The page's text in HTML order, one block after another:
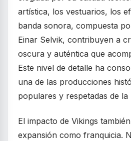
artística, los vestuarios, los
banda sonora, compuesta
Einar Selvik, contribuyen a
oscura y auténtica que
Este nivel de detalle ha
una de las producciones
populares y respetadas de la
El impacto de Vikings
expansión como franquicia.